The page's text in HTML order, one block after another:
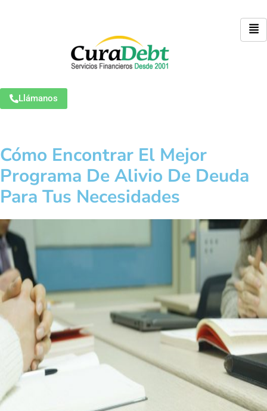
Llámanos
Cómo Encontrar El Mejor
Programa De Alivio De Deuda
Para Tus Necesidades